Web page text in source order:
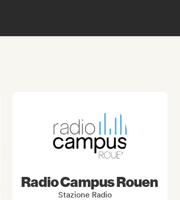
Radio Campus Rouen
Stazione Radio